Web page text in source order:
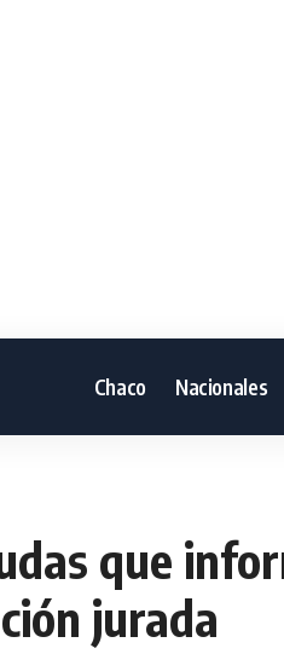
Chaco Nacionales
que
jurada